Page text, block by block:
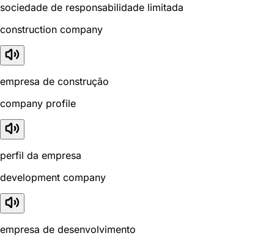
sociedade de responsabilidade limitada
construction company
empresa de construção
company profile
perfil da empresa
development company
empresa de desenvolvimento